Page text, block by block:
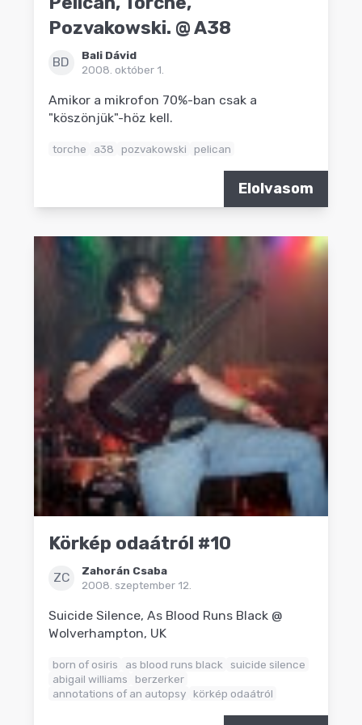
Pozvakowski. @ A38
BD
Bali Dávid
2008. október 1.
Amikor a mikrofon 70%-ban csak a
"köszönjük"-höz kell.
torche a38 pozvakowski pelican
Elolvasom
Körkép odaátról #10
ZC
Zahorán Csaba
2008. szeptember 12.
Suicide Silence, As Blood Runs Black @
Wolverhampton, UK
born of osiris as blood runs black suicide silence
abigail williams
berzerker
annotations of an autopsy körkép odaátról